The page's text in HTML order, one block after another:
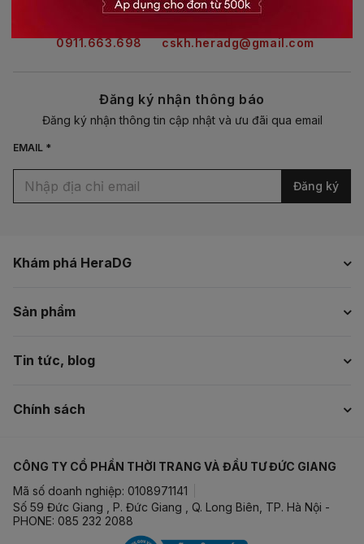
Khám phá HeraDG
Sản phẩm
Tin tức, blog
Chính sách
0911.663.698 cskh.heradg@gmail.com
Đăng ký nhận thông báo
Đăng ký nhận thông tin cập nhật và ưu đãi qua email
EMAIL *
Đăng ký
CÔNG TY CỔ PHẦN THỜI TRANG VÀ ĐẦU TƯ ĐỨC GIANG
Mã số doanh nghiệp: 0108971141
Số 59 Đức Giang , P. Đức Giang , Q. Long Biên, TP. Hà Nội -
PHONE: 085 232 2088